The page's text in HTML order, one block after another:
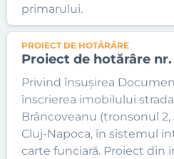
primarului.
PROIECT DE HOTĂRÂRE
Proiect de hotărâre nr.
Privind însușirea
înscrierea imobilului
Brâncoveanu (tronsonul
Cluj-Napoca, în sistemul
carte funciară. Proiect din